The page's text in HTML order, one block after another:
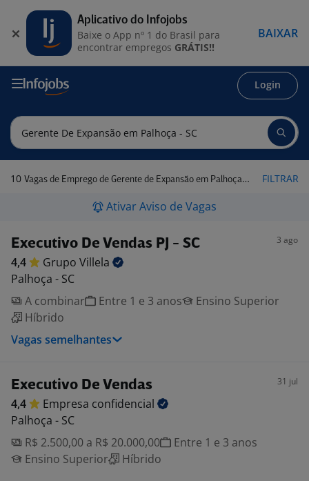
Login
10 Vagas de Emprego de Gerente de Expansão em Palhoça - SC FILTRAR
Ativar Aviso de Vagas
Executivo De Vendas PJ - SC 3 ago
4,4 Grupo Villela
Palhoça - SC
A combinar
Entre 1 e 3 anos
Ensino Superior
Híbrido
Vagas semelhantes
Executivo De Vendas 31 jul
4,4 Empresa confidencial
Palhoça - SC
R$ 2.500,00 a R$ 20.000,00
Entre 1 e 3 anos
Ensino Superior
Híbrido
Aplicativo do Infojobs
Baixe o App nº 1 do Brasil para
encontrar empregos GRÁTIS!!
BAIXAR